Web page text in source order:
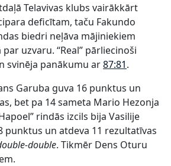
Telavivas klubs vairākkārt
deficītam, taču Fakundo
biedri neļāva mājiniekiem
uzvaru. “Real” pārliecinoši
svinēja panākumu ar87:81.
Garuba guva 16 punktus un
bet pa 14 sameta Mario Hezonja
rindās izcils bija Vasilije
punktus un atdeva 11 rezultatīvas
double. Tikmēr Dens Oturu